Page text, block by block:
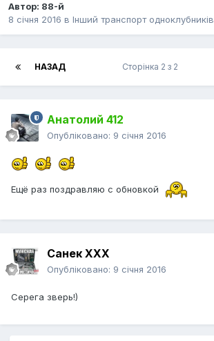
Автор: 88-й
8 січня 2016 в Інший транспорт одноклубників
НАЗАД Сторінка 2 з 2
Анатолий 412
Опубліковано: 9 січня 2016
Ещё раз поздравляю с обновкой
Санек ХХХ
Опубліковано: 9 січня 2016
Серега зверь!)